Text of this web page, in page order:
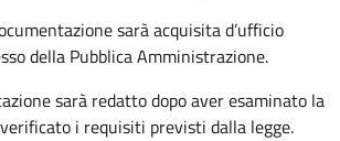
sarà acquisita d’ufficio
della Pubblica Amministrazione.
sarà redatto dopo aver esaminato la
i requisiti previsti dalla legge.